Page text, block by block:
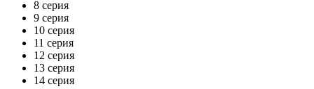
8 серия
9 серия
10 серия
11 серия
12 серия
13 серия
14 серия